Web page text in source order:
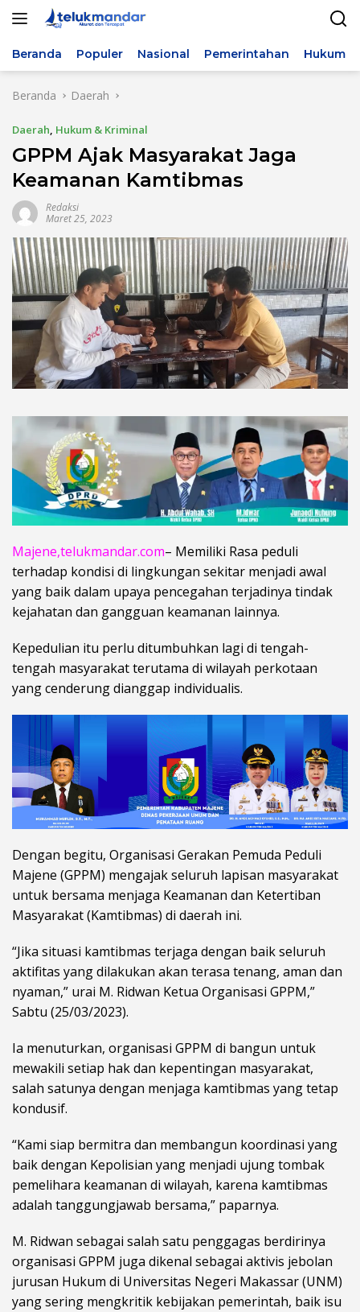
Beranda Populer Nasional Pemerintahan Hukum
Beranda Daerah
Daerah, Hukum & Kriminal
GPPM Ajak Masyarakat Jaga
Keamanan Kamtibmas
Redaksi
Maret 25, 2023
Majene,telukmandar.com– Memiliki Rasa peduli
terhadap kondisi di lingkungan sekitar menjadi awal
yang baik dalam upaya pencegahan terjadinya tindak
kejahatan dan gangguan keamanan lainnya.
Kepedulian itu perlu ditumbuhkan lagi di tengah-
tengah masyarakat terutama di wilayah perkotaan
yang cenderung dianggap individualis.
Dengan begitu, Organisasi Gerakan Pemuda Peduli
Majene (GPPM) mengajak seluruh lapisan masyarakat
untuk bersama menjaga Keamanan dan Ketertiban
Masyarakat (Kamtibmas) di daerah ini.
“Jika situasi kamtibmas terjaga dengan baik seluruh
aktifitas yang dilakukan akan terasa tenang, aman dan
nyaman,” urai M. Ridwan Ketua Organisasi GPPM,”
Sabtu (25/03/2023).
Ia menuturkan, organisasi GPPM di bangun untuk
mewakili setiap hak dan kepentingan masyarakat,
salah satunya dengan menjaga kamtibmas yang tetap
kondusif.
“Kami siap bermitra dan membangun koordinasi yang
baik dengan Kepolisian yang menjadi ujung tombak
pemelihara keamanan di wilayah, karena kamtibmas
adalah tanggungjawab bersama,” paparnya.
M. Ridwan sebagai salah satu penggagas berdirinya
organisasi GPPM juga dikenal sebagai aktivis jebolan
jurusan Hukum di Universitas Negeri Makassar (UNM)
yang sering mengkritik kebijakan pemerintah, baik isu